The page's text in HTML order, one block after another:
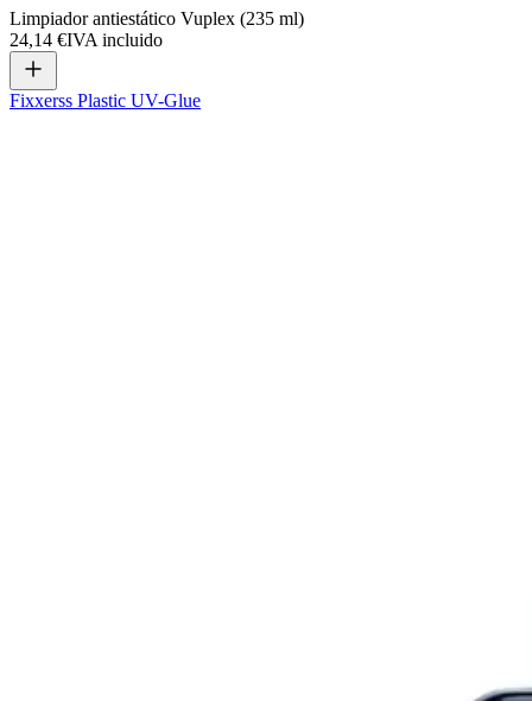
Limpiador antiestático Vuplex (235 ml)
24,14 €IVA incluido
Fixxerss Plastic UV-Glue